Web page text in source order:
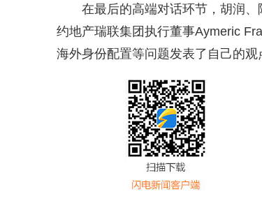
在最后的高端对话环节，胡润
约地产瑞联集团执行董事Aymeric
海外身份配置等问题发表了自己的观